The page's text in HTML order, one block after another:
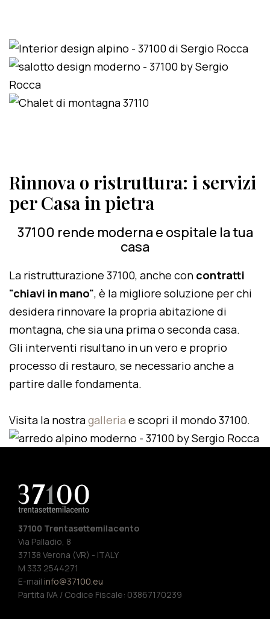
Rinnova o ristruttura: i servizi
per Casa in pietra
37100 rende moderna e ospitale la tua
casa
La ristrutturazione 37100, anche con contratti
"chiavi in mano", è la migliore soluzione per chi
desidera rinnovare la propria abitazione di
montagna, che sia una prima o seconda casa.
Gli interventi risultano in un vero e proprio
processo di restauro, se necessario anche a
partire dalle fondamenta.
Visita la nostragalleria e scopri il mondo 37100.
37100 Trentasettemilacento
Via Palladio, 8
37138 Verona (VR) - ITALY
M 333 2544271
E-mail info@37100.eu
Partita IVA / Codice Fiscale: 03867170239